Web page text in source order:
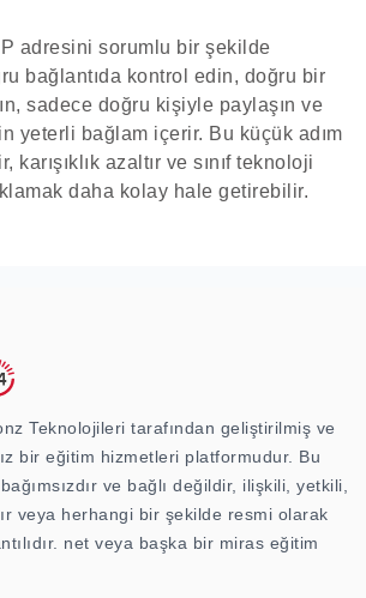
adresini sorumlu bir şekilde
bağlantıda kontrol edin, doğru bir
sadece doğru kişiyle paylaşın ve
yeterli bağlam içerir. Bu küçük adım
karışıklık azaltır ve sınıf teknoloji
daha kolay hale getirebilir.
Teknolojileri tarafından geliştirilmiş ve
bir eğitim hizmetleri platformudur. Bu
ve bağlı değildir, ilişkili, yetkili,
veya herhangi bir şekilde resmi olarak
net veya başka bir miras eğitim